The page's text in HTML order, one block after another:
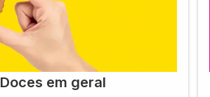
Doces em geral